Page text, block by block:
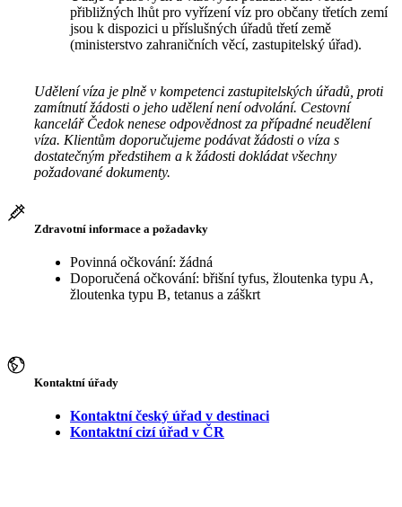
přibližných lhůt pro vyřízení víz pro občany třetích zemí
jsou k dispozici u příslušných úřadů třetí země
(ministerstvo zahraničních věcí, zastupitelský úřad).
Udělení víza je plně v kompetenci zastupitelských úřadů, proti
zamítnutí žádosti o jeho udělení není odvolání. Cestovní
kancelář Čedok nenese odpovědnost za případné neudělení
víza. Klientům doporučujeme podávat žádosti o víza s
dostatečným předstihem a k žádosti dokládat všechny
požadované dokumenty.
Zdravotní informace a požadavky
Povinná očkování: žádná
Doporučená očkování: břišní tyfus, žloutenka typu A,
žloutenka typu B, tetanus a záškrt
Kontaktní úřady
Kontaktní český úřad v destinaci
Kontaktní cizí úřad v ČR